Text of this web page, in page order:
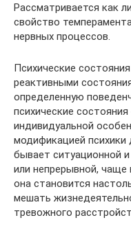
Рассматривается как
свойство
нервных процессов.
Психические
реактивными
определенную
психические
индивидуальной
модификацией психики
бывает ситуационной
или непрерывной, чаще
она становится
мешать
тревожного